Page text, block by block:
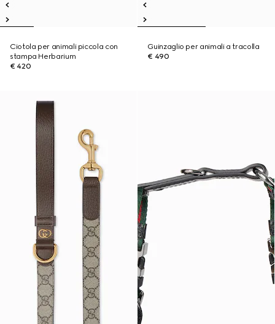
Ciotola per animali piccola con
stampa Herbarium
€ 420
Guinzaglio per animali a tracolla
€ 490